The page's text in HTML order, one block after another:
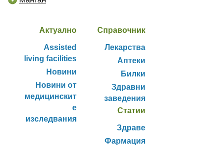
Актуално
Assisted
living facilities
Новини
Новини от
медицинскит
е
изследвания
Справочник
Лекарства
Аптеки
Билки
Здравни
заведения
Статии
Здраве
Фармация